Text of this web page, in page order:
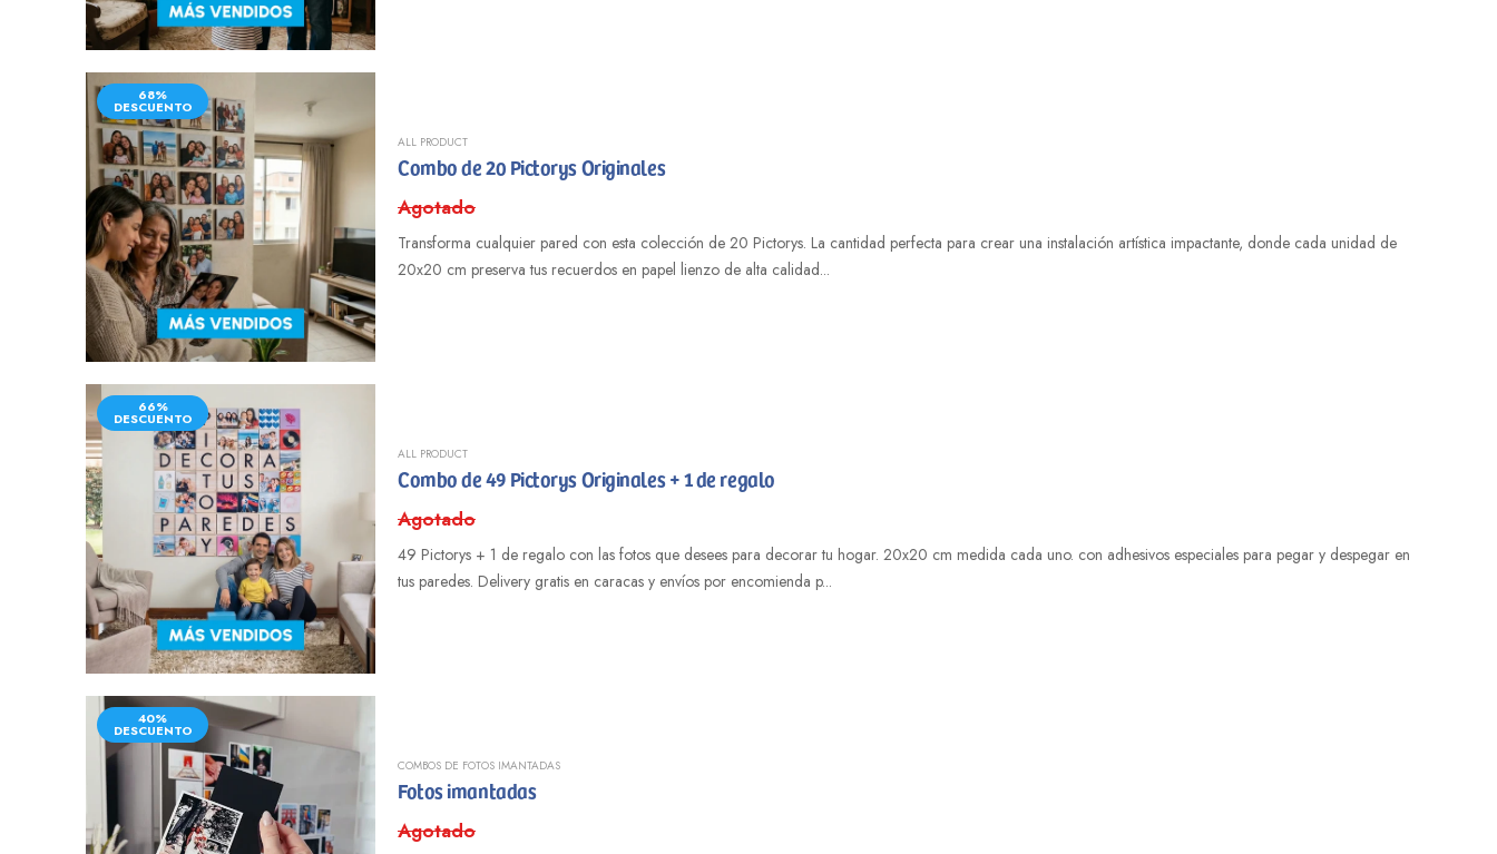
68%
DESCUENTO
ALL PRODUCT
Combo de 20 Pictorys Originales
Agotado
Transforma cualquier pared con esta colección de 20 Pictorys. La cantidad perfecta para crear una instalación artística impactante, donde cada unidad de
20x20 cm preserva tus recuerdos en papel lienzo de alta calidad...
66%
DESCUENTO
ALL PRODUCT
Combo de 49 Pictorys Originales + 1 de regalo
Agotado
49 Pictorys + 1 de regalo con las fotos que desees para decorar tu hogar. 20x20 cm medida cada uno. con adhesivos especiales para pegar y despegar en
tus paredes. Delivery gratis en caracas y envíos por encomienda p...
40%
DESCUENTO
COMBOS DE FOTOS IMANTADAS
Fotos imantadas
Agotado